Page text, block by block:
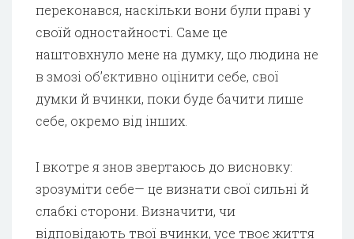
переконався, наскільки вони були праві у
своїй одностайності. Саме це
наштовхнуло мене на думку, що людина не
в змозі об’єктивно оцінити себе, свої
думки й вчинки, поки буде бачити лише
себе, окремо від інших.
І вкотре я знов звертаюсь до висновку:
зрозуміти себе— це визнати свої сильні й
слабкі сторони. Визначити, чи
відповідають твої вчинки, усе твоє життя